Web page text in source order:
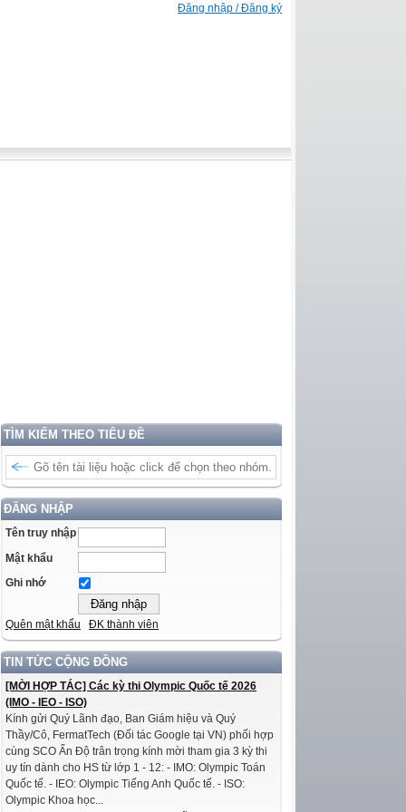
Đăng nhập / Đăng ký
TÌM KIẾM THEO TIÊU ĐỀ
ĐĂNG NHẬP
Tên truy nhập
Mật khẩu
Ghi nhớ
Quên mật khẩu ĐK thành viên
TIN TỨC CỘNG ĐỒNG
[MỜI HỢP TÁC] Các kỳ thi Olympic Quốc tế 2026
(IMO - IEO - ISO)
Kính gửi Quý Lãnh đạo, Ban Giám hiệu và Quý
Thầy/Cô, FermatTech (Đối tác Google tại VN) phối hợp
cùng SCO Ấn Độ trân trọng kính mời tham gia 3 kỳ thi
uy tín dành cho HS từ lớp 1 - 12: - IMO: Olympic Toán
Quốc tế. - IEO: Olympic Tiếng Anh Quốc tế. - ISO:
Olympic Khoa học...